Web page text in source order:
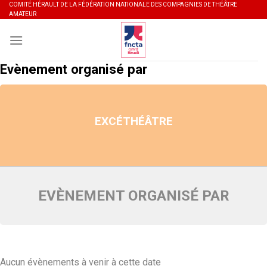
Skip
to
content
COMITÉ HÉRAULT DE LA FÉDÉRATION NATIONALE DES COMPAGNIES DE THÉÂTRE
AMATEUR
Evènement organisé par
EXCÉTHÉÂTRE
EVÈNEMENT ORGANISÉ PAR
Aucun évènements à venir à cette date